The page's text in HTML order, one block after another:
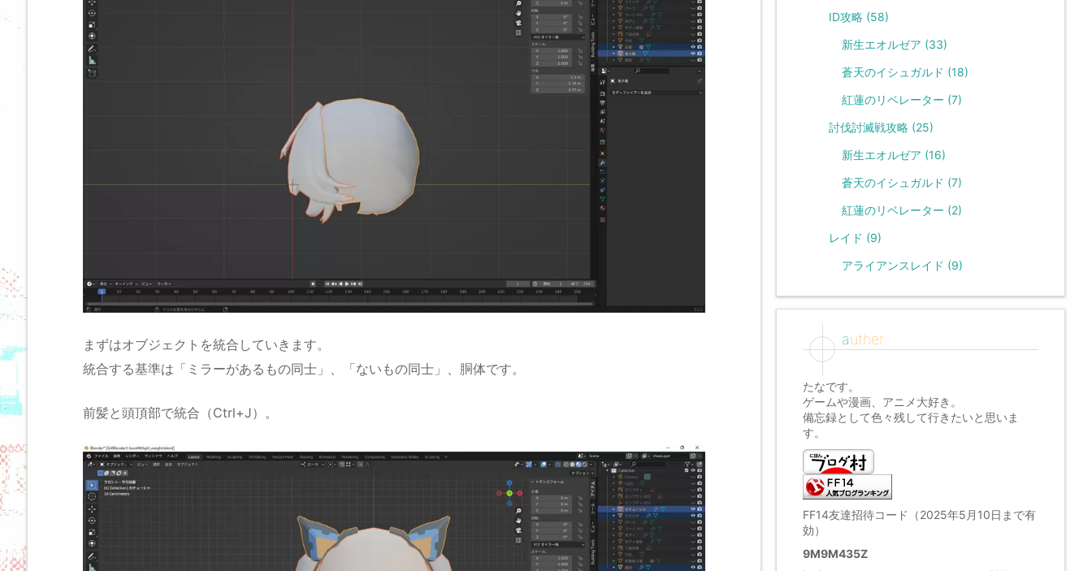
まずはオブジェクトを統合していきます。
統合する基準は「ミラーがあるもの同士」、「ないもの同士」、胴体です。
前髪と頭頂部で統合（Ctrl+J）。
ID攻略 (58)
新生エオルゼア (33)
蒼天のイシュガルド (18)
紅蓮のリベレーター (7)
討伐討滅戦攻略 (25)
新生エオルゼア (16)
蒼天のイシュガルド (7)
紅蓮のリベレーター (2)
レイド (9)
アライアンスレイド (9)
auther
たなです。
ゲームや漫画、アニメ大好き。
備忘録として色々残して行きたいと思いま
す。
FF14友達招待コード（2025年5月10日まで有
効）
9M9M435Z